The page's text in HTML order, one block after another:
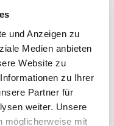
und Anzeigen zu
Medien anbieten
Website zu
zu Ihrer
Partner für
weiter. Unsere
möglicherweise mit
Sondermaß
5_2"